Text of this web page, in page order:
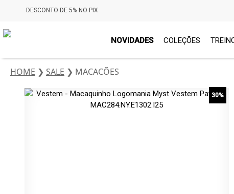
DESCONTO DE 5% NO PIX
NOVIDADES COLEÇÕES
HOME ❯ SALE ❯ MACACÕES
30%